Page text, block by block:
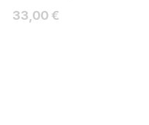
Hinta
33,00 €